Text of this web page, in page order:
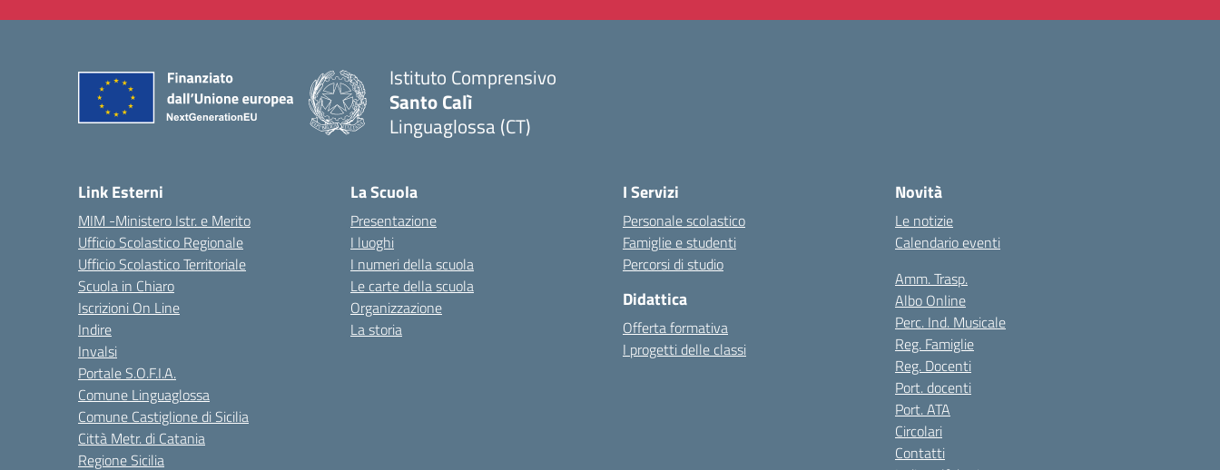
Istituto Comprensivo
Santo Calì
Linguaglossa (CT)
Link Esterni
MIM -Ministero Istr. e Merito
Ufficio Scolastico Regionale
Ufficio Scolastico Territoriale
Scuola in Chiaro
Iscrizioni On Line
Indire
Invalsi
Portale S.O.F.I.A.
Comune Linguaglossa
Comune Castiglione di Sicilia
Città Metr. di Catania
Regione Sicilia
La Scuola
Presentazione
I luoghi
I numeri della scuola
Le carte della scuola
Organizzazione
La storia
I Servizi
Personale scolastico
Famiglie e studenti
Percorsi di studio
Didattica
Offerta formativa
I progetti delle classi
Novità
Le notizie
Calendario eventi
Amm. Trasp.
Albo Online
Perc. Ind. Musicale
Reg. Famiglie
Reg. Docenti
Port. docenti
Port. ATA
Circolari
Contatti